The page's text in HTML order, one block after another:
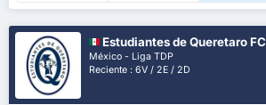
Estudiantes de Queretaro FC
México - Liga TDP
Reciente : 6V / 2E / 2D